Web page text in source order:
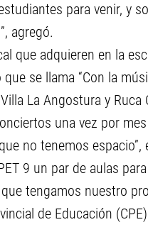
para venir, y
agregó.
que adquieren en la
se llama “Con la
La Angostura y Ruca
una vez por
no tenemos espacio”,
9 un par de aulas
tengamos nuestro
de Educación